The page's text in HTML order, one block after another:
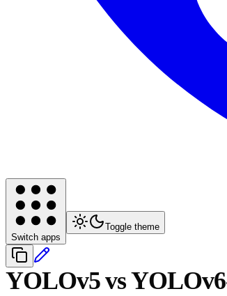
Switch apps
Toggle theme
YOLOv5 vs